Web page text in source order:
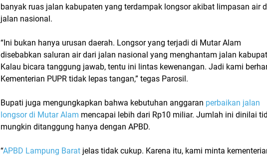
banyak ruas jalan kabupaten yang terdampak longsor akibat limpasan air
jalan nasional.
“Ini bukan hanya urusan daerah. Longsor yang terjadi di Mutar Alam
disebabkan saluran air dari jalan nasional yang menghantam jalan
Kalau bicara tanggung jawab, tentu ini lintas kewenangan. Jadi kami
Kementerian PUPR tidak lepas tangan,” tegas Parosil.
Bupati juga mengungkapkan bahwa kebutuhan anggaran perbaikan jalan
longsor di Mutar Alam mencapai lebih dari Rp10 miliar. Jumlah ini dinilai
mungkin ditanggung hanya dengan APBD.
“APBD Lampung Barat jelas tidak cukup. Karena itu, kami minta